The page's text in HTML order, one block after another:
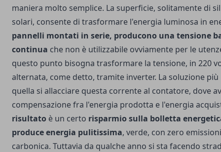
maniera molto semplice. La superficie, solitamente di
solari, consente di trasformare l'energia luminosa in
pannelli montati in serie, producono una tensione
continua che non è utilizzabile ovviamente per le
questo punto bisogna trasformare la tensione, in 220
alternata, come detto, tramite inverter. La soluzione
quella si allacciare questa corrente al contatore, dove
compensazione fra l'energia prodotta e l'energia
risultato è un certo risparmio sulla bolletta
produce energia pulitissima, verde, con zero
carbonica. Tuttavia da qualche anno si sta facendo